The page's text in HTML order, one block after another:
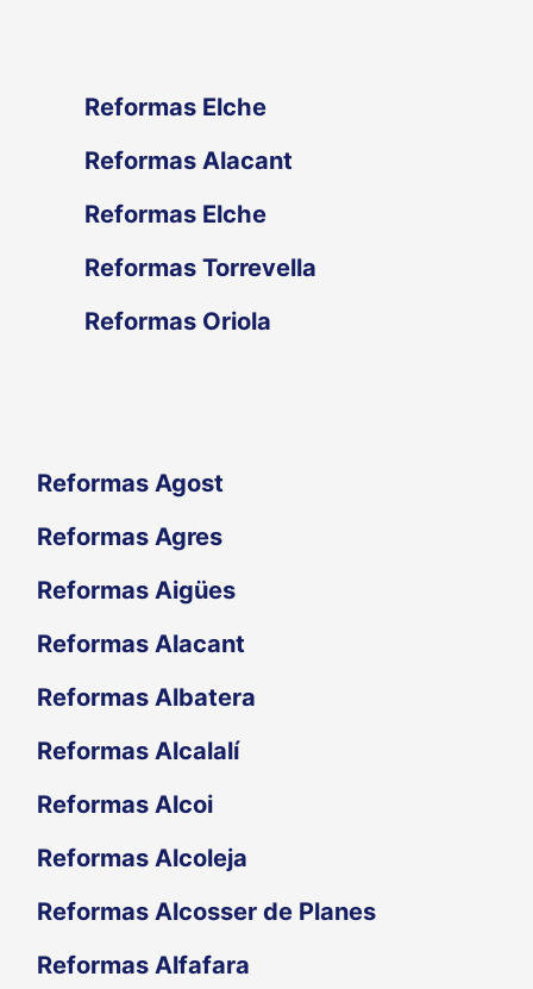
Reformas Elche
Reformas Alacant
Reformas Elche
Reformas Torrevella
Reformas Oriola
Reformas Agost
Reformas Agres
Reformas Aigües
Reformas Alacant
Reformas Albatera
Reformas Alcalalí
Reformas Alcoi
Reformas Alcoleja
Reformas Alcosser de Planes
Reformas Alfafara